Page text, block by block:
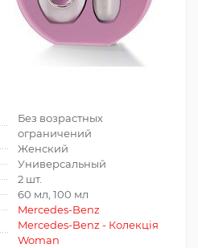
Без возрастных
ограничений
Женский
Универсальный
2 шт.
60 мл, 100 мл
Mercedes-Benz
Mercedes-Benz - Колекція
Woman